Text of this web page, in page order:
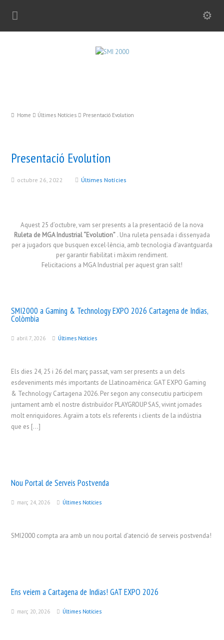
Home Últimes Notícies Presentació Evolution
Presentació Evolution
octubre 26, 2022 Últimes Notícies
Aquest 25 d’octubre, vam ser presents a la presentació de la nova
Ruleta de MGA Industrial “Evolution” . Una ruleta pensada i dissenyada
per a jugadors que busquen excel·lència, amb tecnologia d’avantguarda
per garantir fiabilitat i màxim rendiment.
Felicitacions a MGA Industrial per aquest gran salt!
SMI2000 a Gaming & Technology EXPO 2026 Cartagena de Indias,
Colòmbia
abril 7, 2026 Últimes Notícies
Els dies 24, 25 i 26 del març passat, vam ser presents a un dels
esdeveniments més importants de Llatinoamèrica: GAT EXPO Gaming
& Technology Cartagena 2026. Per segon any consecutiu participem
juntament amb el nostre distribuïdor PLAYGROUP SAS, vivint jornades
molt enriquidores. Agraïm a tots els referents i clients de la indústria
que es […]
Nou Portal de Serveis Postvenda
març 24, 2026 Últimes Notícies
SMI2000 compta ara amb un nou portal d’atenció de serveis postvenda!
Ens veiem a Cartagena de Indias! GAT EXPO 2026
març 20, 2026 Últimes Notícies